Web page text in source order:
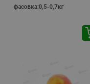
фасовка:0,5-0,7кг